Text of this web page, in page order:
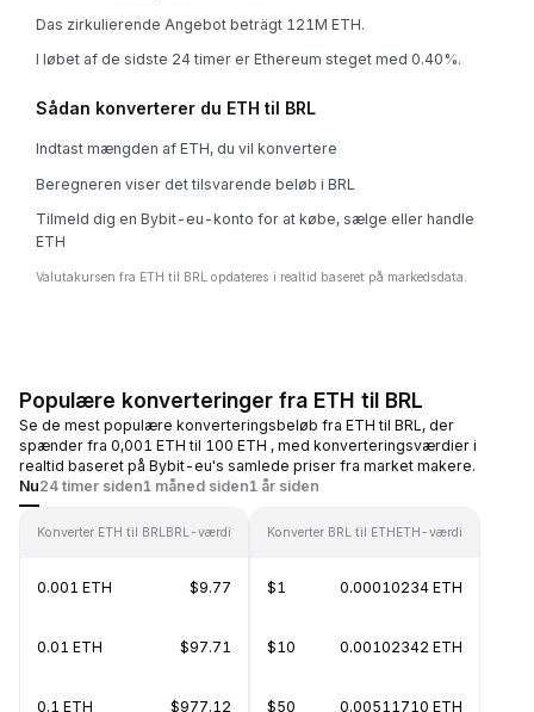
Das zirkulierende Angebot beträgt 121M ETH.
I løbet af de sidste 24 timer er Ethereum steget med 0.40%.
Sådan konverterer du ETH til BRL
Indtast mængden af ETH, du vil konvertere
Beregneren viser det tilsvarende beløb i BRL
Tilmeld dig en Bybit-eu-konto for at købe, sælge eller handle
ETH
Valutakursen fra ETH til BRL opdateres i realtid baseret på markedsdata.
Populære konverteringer fra ETH til BRL
Se de mest populære konverteringsbeløb fra ETH til BRL, der
spænder fra 0,001 ETH til 100 ETH , med konverteringsværdier i
realtid baseret på Bybit-eu's samlede priser fra market makere.
Nu24 timer siden1 måned siden1 år siden
Konverter ETH til BRLBRL-værdi
0.001 ETH $9.77
0.01 ETH $97.71
0.1 ETH $977.12
Konverter BRL til ETHETH-værdi
$1 0.00010234 ETH
$10 0.00102342 ETH
$50 0.00511710 ETH